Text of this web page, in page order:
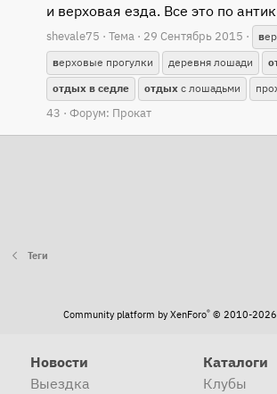
и верховая езда. Все это по
shevale75 Тема 29 Сентябрь 2015 в
верховые прогулки деревня лошади
отдых в седле отдых с лошадьми
43
Форум: Прокат
Теги
Community platform by XenForo® © 2010-2026
Новости
Выездка
Каталоги
Клубы